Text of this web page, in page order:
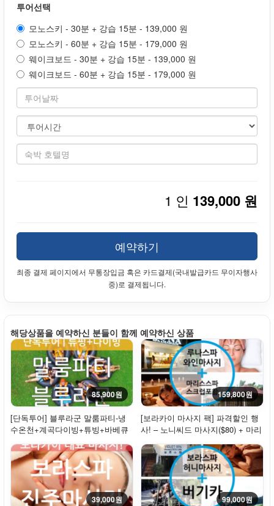
투어선택
모노스키 - 30분 + 강습 15분 - 139,000 원
모노스키 - 60분 + 강습 15분 - 179,000 원
웨이크보드 - 30분 + 강습 15분 - 139,000 원
웨이크보드 - 60분 + 강습 15분 - 179,000 원
1 인 139,000 원
예약하기
최종 결제 페이지에서 무통장입금 혹은 카드결제(국내발급카드 무이자행사
중)로 결제됩니다.
해당상품을 예약하신 분들이 함께 예약하신 상품
85,900원
[단독투어] 블루라군 말룸파티-냉
수온천+계곡다이빙+튜빙+바베큐
점심제공
159,800원
[보라카이 마사지 팩] 파격할인 행
사! – 노니씨드 마사지($80) + 마리
스 스파 ...
39,000원 99,000원